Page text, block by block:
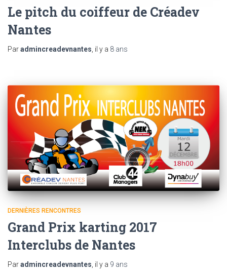
Le pitch du coiffeur de Créadev
Nantes
Paradmincreadevnantes , il y a 8 ans
DERNIÈRES RENCONTRES
Grand Prix karting 2017
Interclubs de Nantes
Paradmincreadevnantes , il y a 9 ans